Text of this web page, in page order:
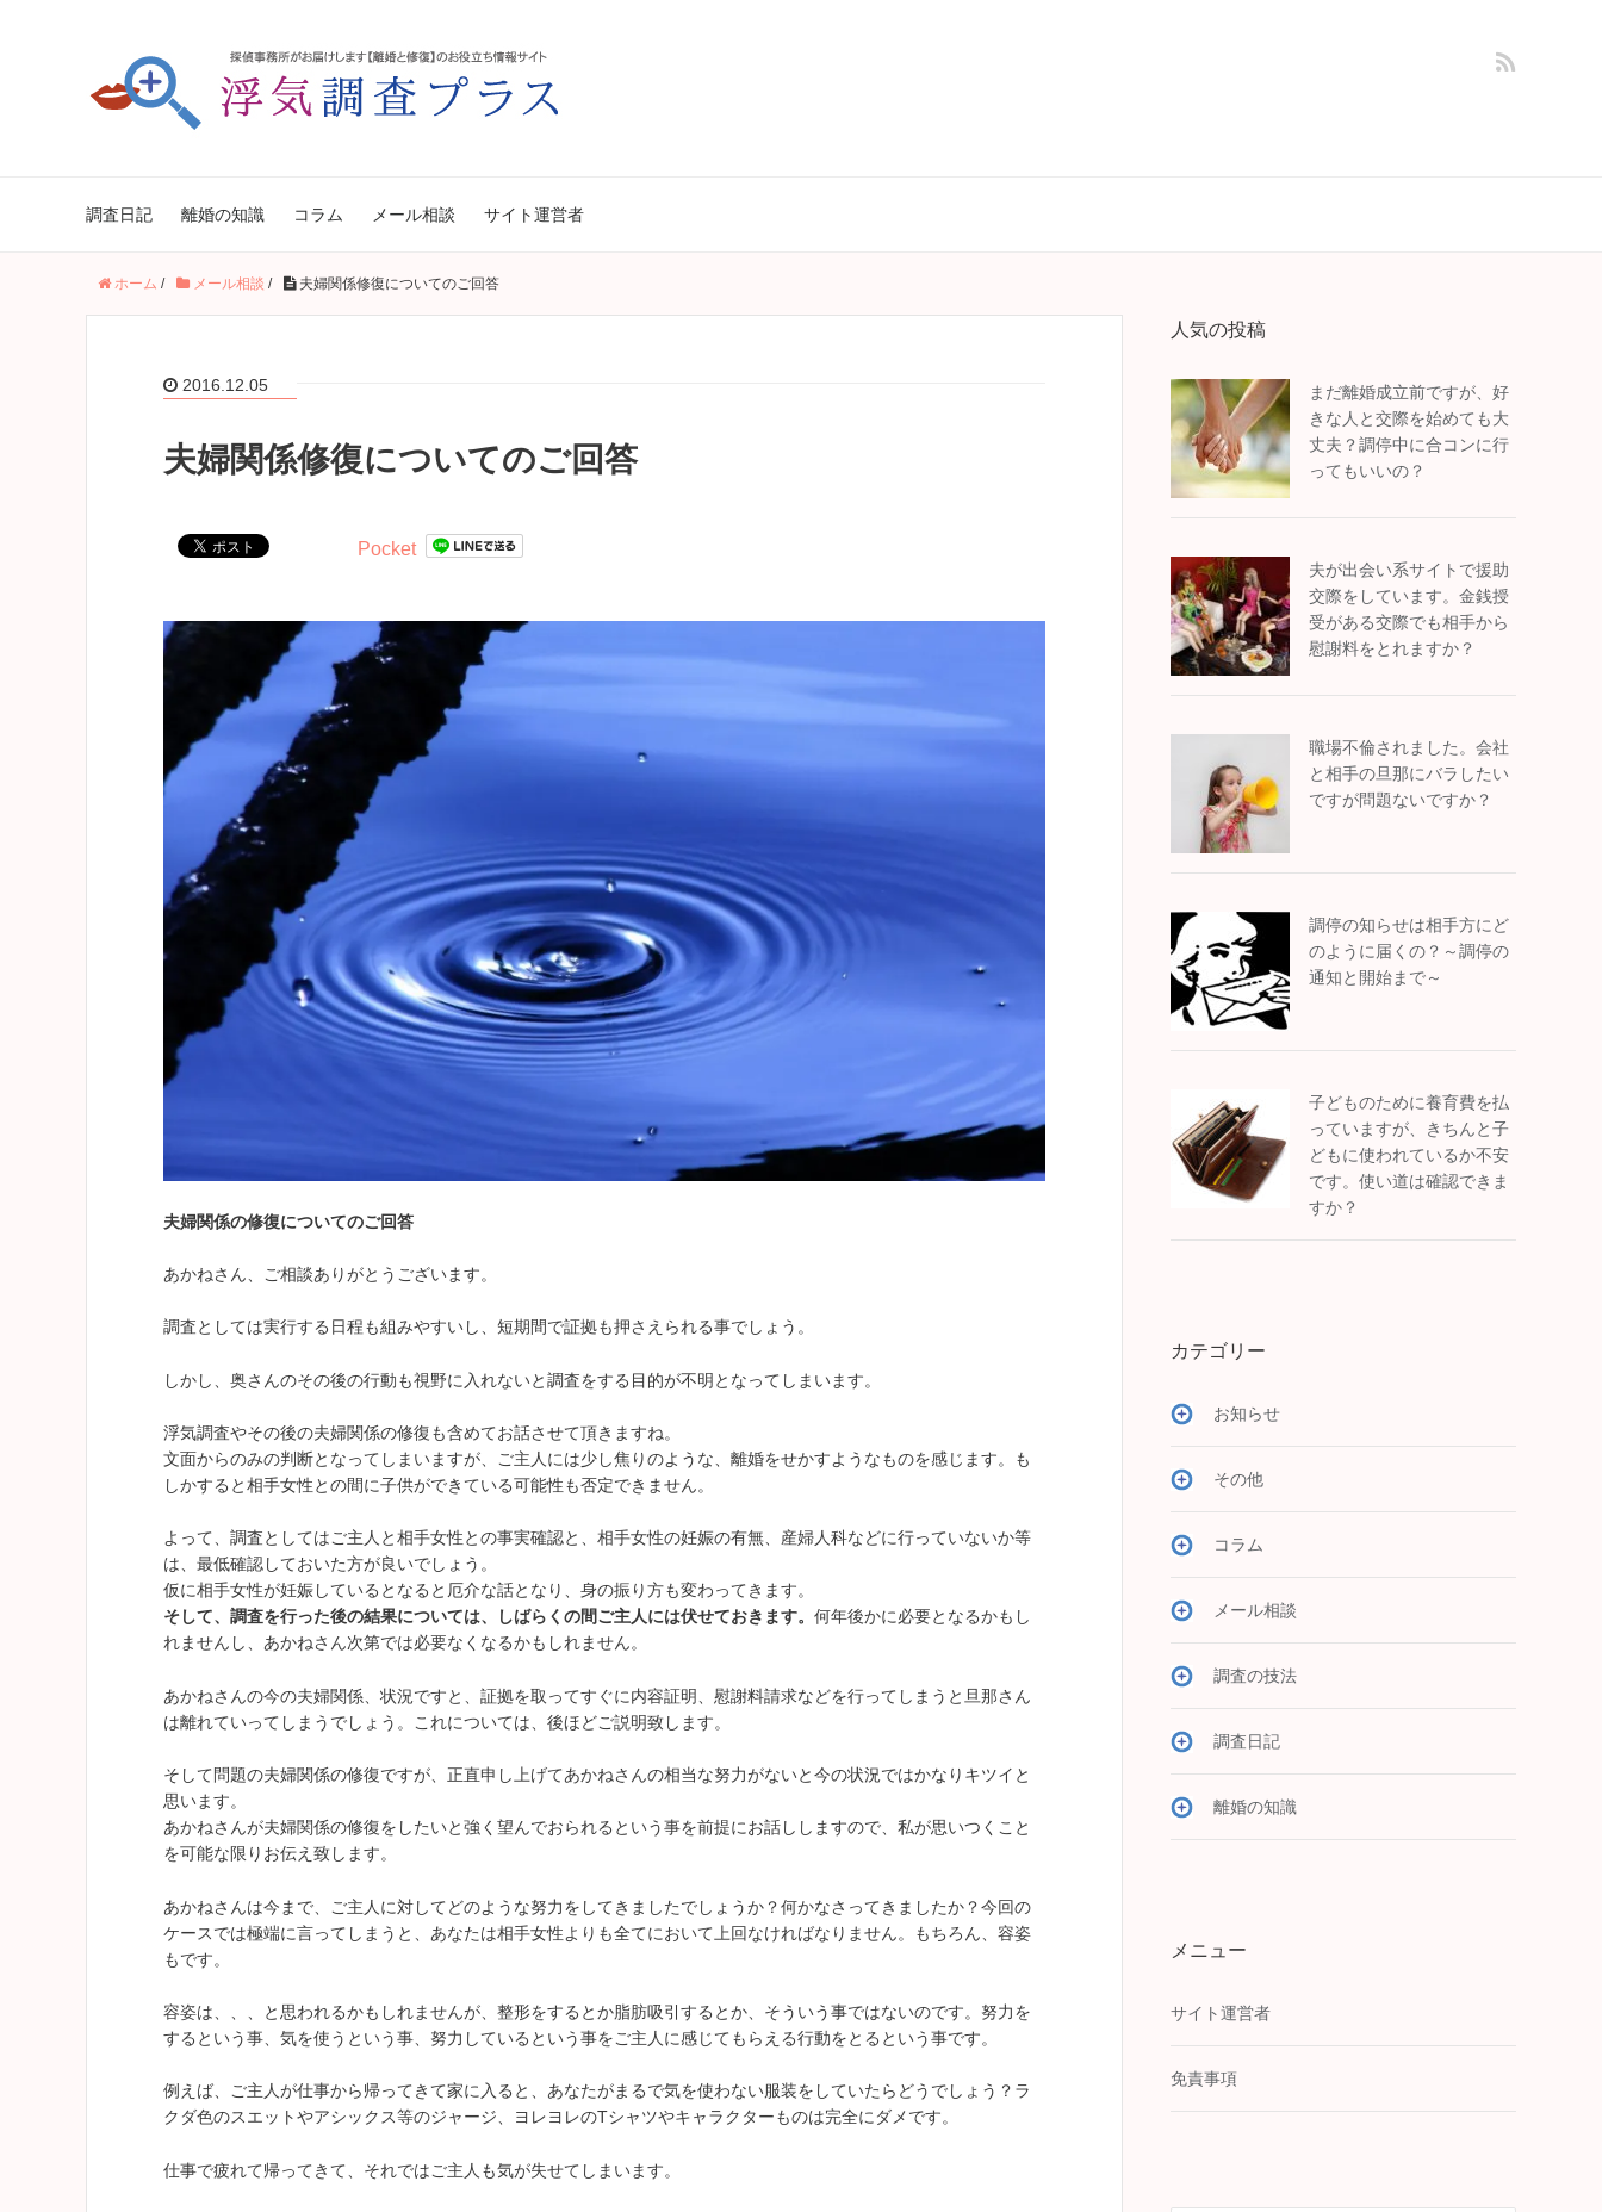
調査日記 離婚の知識 コラム メール相談 サイト運営者
ホーム / メール相談 / 夫婦関係修復についてのご回答
2016.12.05
夫婦関係修復についてのご回答
Pocket
夫婦関係の修復についてのご回答
あかねさん、ご相談ありがとうございます。
調査としては実行する日程も組みやすいし、短期間で証拠も押さえられる事でしょう。
しかし、奥さんのその後の行動も視野に入れないと調査をする目的が不明となってしまいます。
浮気調査やその後の夫婦関係の修復も含めてお話させて頂きますね。
文面からのみの判断となってしまいますが、ご主人には少し焦りのような、離婚をせかすようなものを感じます。も
しかすると相手女性との間に子供ができている可能性も否定できません。
よって、調査としてはご主人と相手女性との事実確認と、相手女性の妊娠の有無、産婦人科などに行っていないか等
は、最低確認しておいた方が良いでしょう。
仮に相手女性が妊娠しているとなると厄介な話となり、身の振り方も変わってきます。
そして、調査を行った後の結果については、しばらくの間ご主人には伏せておきます。 何年後かに必要となるかもし
れませんし、あかねさん次第では必要なくなるかもしれません。
あかねさんの今の夫婦関係、状況ですと、証拠を取ってすぐに内容証明、慰謝料請求などを行ってしまうと旦那さん
は離れていってしまうでしょう。これについては、後ほどご説明致します。
そして問題の夫婦関係の修復ですが、正直申し上げてあかねさんの相当な努力がないと今の状況ではかなりキツイと
思います。
あかねさんが夫婦関係の修復をしたいと強く望んでおられるという事を前提にお話ししますので、私が思いつくこと
を可能な限りお伝え致します。
あかねさんは今まで、ご主人に対してどのような努力をしてきましたでしょうか？何かなさってきましたか？今回の
ケースでは極端に言ってしまうと、あなたは相手女性よりも全てにおいて上回なければなりません。もちろん、容姿
もです。
容姿は、、、と思われるかもしれませんが、整形をするとか脂肪吸引するとか、そういう事ではないのです。努力を
するという事、気を使うという事、努力しているという事をご主人に感じてもらえる行動をとるという事です。
例えば、ご主人が仕事から帰ってきて家に入ると、あなたがまるで気を使わない服装をしていたらどうでしょう？ラ
クダ色のスエットやアシックス等のジャージ、ヨレヨレのTシャツやキャラクターものは完全にダメです。
仕事で疲れて帰ってきて、それではご主人も気が失せてしまいます。
人気の投稿
まだ離婚成立前ですが、好
きな人と交際を始めても大
丈夫？調停中に合コンに行
ってもいいの？
夫が出会い系サイトで援助
交際をしています。金銭授
受がある交際でも相手から
慰謝料をとれますか？
職場不倫されました。会社
と相手の旦那にバラしたい
ですが問題ないですか？
調停の知らせは相手方にど
のように届くの？～調停の
通知と開始まで～
子どものために養育費を払
っていますが、きちんと子
どもに使われているか不安
です。使い道は確認できま
すか？
カテゴリー
お知らせ
その他
コラム
メール相談
調査の技法
調査日記
離婚の知識
メニュー
サイト運営者
免責事項